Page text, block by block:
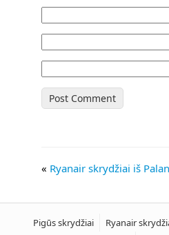
« Ryanair skrydžiai iš
Pigūs skrydžiai Ryanair